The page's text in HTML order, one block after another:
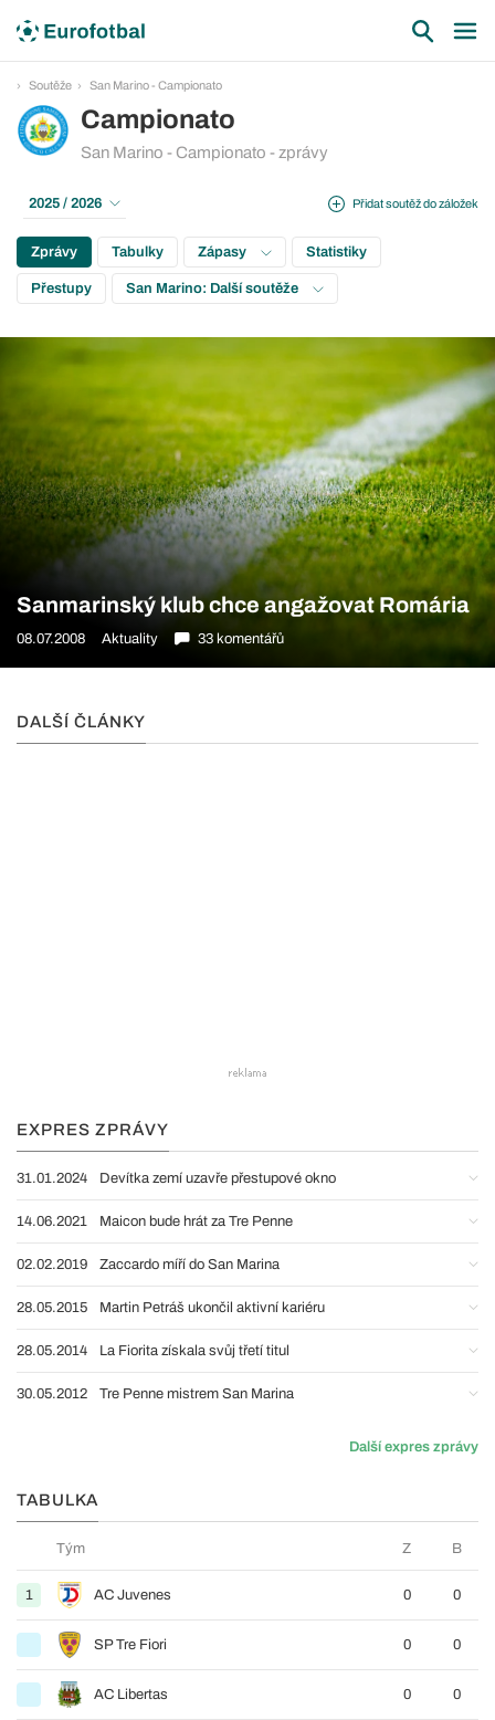
Soutěže San Marino - Campionato
Campionato
San Marino - Campionato - zprávy
Přidat soutěž do záložek
2025 / 2026
Zprávy Tabulky Zápasy Statistiky
Přestupy San Marino: Další soutěže
Sanmarinský klub chce angažovat Romária
08.07.2008 Aktuality 33 komentářů
DALŠÍ ČLÁNKY
EXPRES ZPRÁVY
31.01.2024 Devítka zemí uzavře přestupové okno
14.06.2021 Maicon bude hrát za Tre Penne
02.02.2019 Zaccardo míří do San Marina
28.05.2015 Martin Petráš ukončil aktivní kariéru
28.05.2014 La Fiorita získala svůj třetí titul
30.05.2012 Tre Penne mistrem San Marina
Další expres zprávy
TABULKA
Tým Z B
1 AC Juvenes 0 0
SP Tre Fiori 0 0
AC Libertas 0 0